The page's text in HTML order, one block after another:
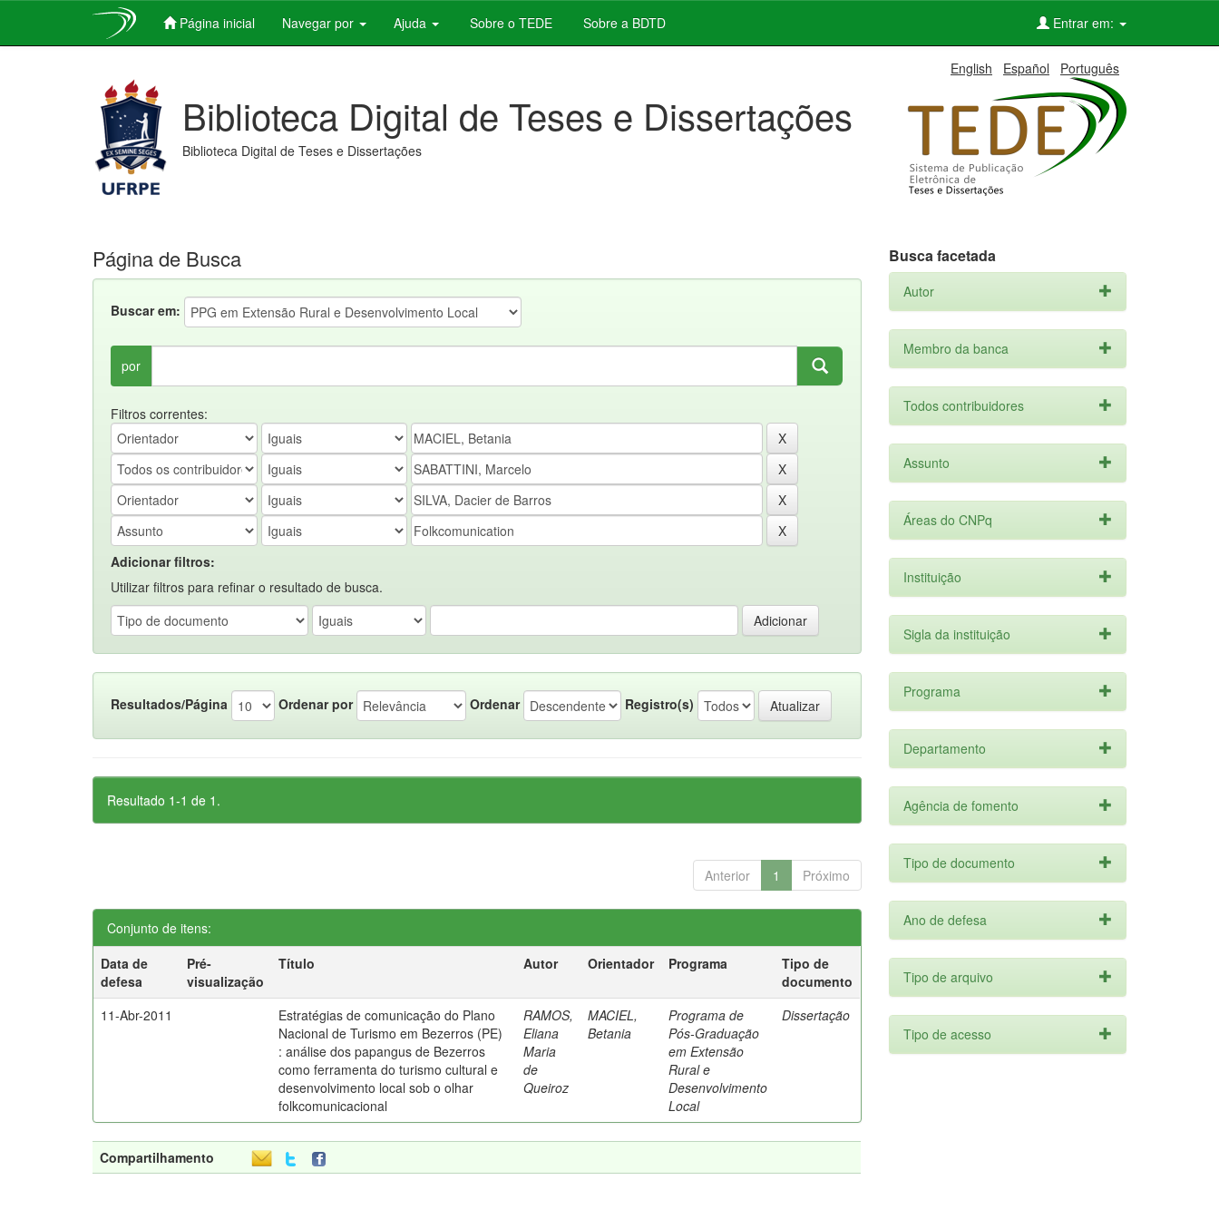
Página inicial Navegar por Ajuda Sobre o TEDE Sobre a BDTD Entrar em:
English Español Português
Biblioteca Digital de Teses e Dissertações
Biblioteca Digital de Teses e Dissertações
Página de Busca
Buscar em:
por
Filtros correntes:
Adicionar filtros:
Utilizar filtros para refinar o resultado de busca.
Resultados/Página Ordenar por Ordenar Registro(s)
Resultado 1-1 de 1.
Anterior 1 Próximo
Conjunto de itens:
Data de
defesa
Pré-
visualização
Título Autor Orientador Programa
Tipo de
documento
11-Abr-2011
Estratégias de comunicação do Plano
Nacional de Turismo em Bezerros (PE)
: análise dos papangus de Bezerros
como ferramenta do turismo cultural e
desenvolvimento local sob o olhar
folkcomunicacional
RAMOS,
Eliana
Maria
de
Queiroz
MACIEL,
Betania
Programa de
Pós-Graduação
em Extensão
Rural e
Desenvolvimento
Local
Dissertação
Compartilhamento
Busca facetada
Autor
Membro da banca
Todos contribuidores
Assunto
Áreas do CNPq
Instituição
Sigla da instituição
Programa
Departamento
Agência de fomento
Tipo de documento
Ano de defesa
Tipo de arquivo
Tipo de acesso